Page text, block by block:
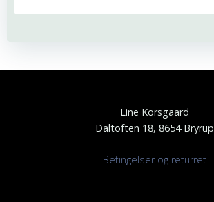
Line Korsgaard
Daltoften 18, 8654 Bryrup
Betingelser og returret